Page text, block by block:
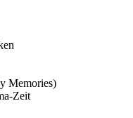
Memories)
Zeit